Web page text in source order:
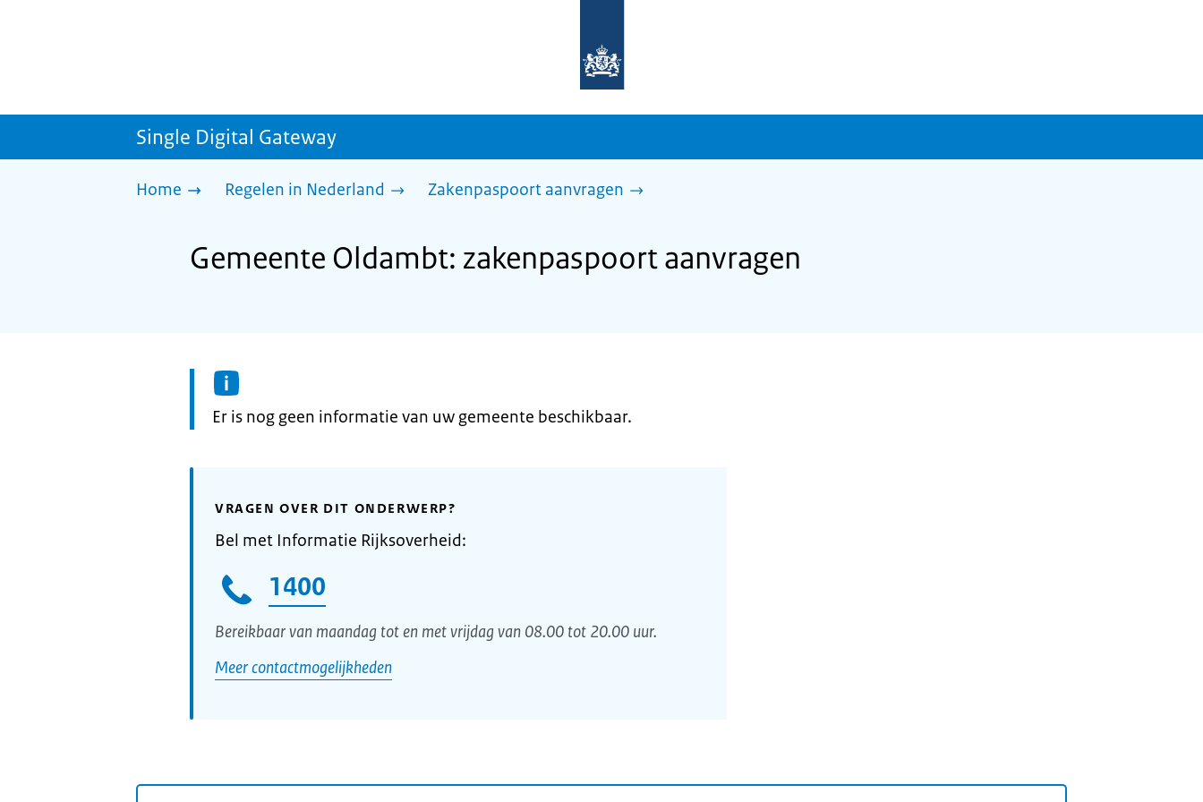
homepage
sdg.rijksoverheid.nl
Single Digital Gateway
Home Regelen in Nederland Zakenpaspoort aanvragen
Gemeente Oldambt: zakenpaspoort aanvragen
Informatie:
Er is nog geen informatie van uw gemeente beschikbaar.
VRAGEN OVER DIT ONDERWERP?
Bel met Informatie Rijksoverheid:
1400
Bereikbaar van maandag tot en met vrijdag van 08.00 tot 20.00 uur.
Meer contactmogelijkheden